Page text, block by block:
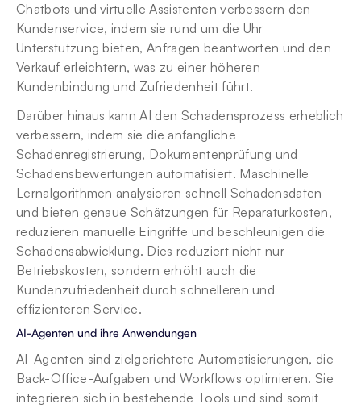
Chatbots und virtuelle Assistenten verbessern den
Kundenservice, indem sie rund um die Uhr
Unterstützung bieten, Anfragen beantworten und den
Verkauf erleichtern, was zu einer höheren
Kundenbindung und Zufriedenheit führt.
Darüber hinaus kann AI den Schadensprozess erheblich
verbessern, indem sie die anfängliche
Schadenregistrierung, Dokumentenprüfung und
Schadensbewertungen automatisiert. Maschinelle
Lernalgorithmen analysieren schnell Schadensdaten
und bieten genaue Schätzungen für Reparaturkosten,
reduzieren manuelle Eingriffe und beschleunigen die
Schadensabwicklung. Dies reduziert nicht nur
Betriebskosten, sondern erhöht auch die
Kundenzufriedenheit durch schnelleren und
effizienteren Service.
AI-Agenten und ihre Anwendungen
AI-Agenten sind zielgerichtete Automatisierungen, die
Back-Office-Aufgaben und Workflows optimieren. Sie
integrieren sich in bestehende Tools und sind somit